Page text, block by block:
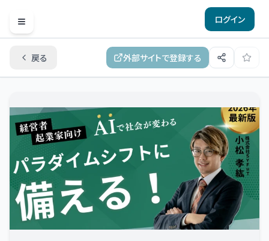
Open menu
ログイン
戻る 外部サイトで登録する